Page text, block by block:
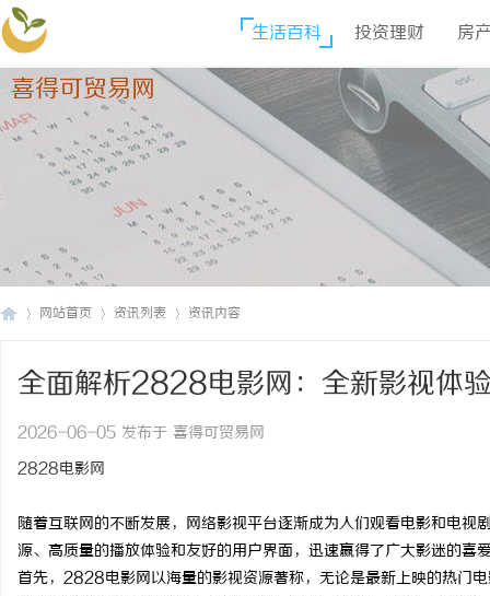
喜得可贸易网
生活百科 投资理财 房
网站首页 资讯列表 资讯内容
全面解析2828电影网：全新影视体
2026-06-05 发布于 喜得可贸易网
2828电影网
随着互联网的不断发展，网络影视平台逐渐成为人们观看电影和电
源、高质量的播放体验和友好的用户界面，迅速赢得了广大影迷的喜
首先，2828电影网以海量的影视资源著称，无论是最新上映的热门